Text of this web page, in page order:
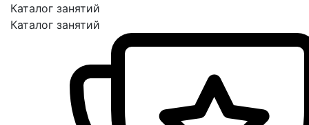
Каталог занятий
Каталог занятий